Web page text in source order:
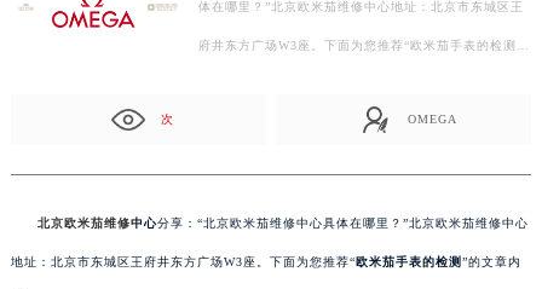
体在哪里？”北京欧米茄维修中心地址：北京市东城区王
府井东方广场W3座。下面为您推荐“欧米茄手表的检测…
次 OMEGA
北京欧米茄维修中心分享：“北京欧米茄维修中心具体在哪里？”北京欧米茄维修中心
地址：北京市东城区王府井东方广场W3座。下面为您推荐“欧米茄手表的检测 ”的文章内